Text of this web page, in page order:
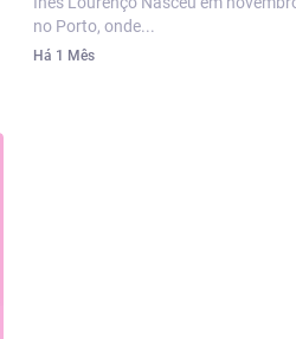
no Porto, onde...
Há 1 Mês